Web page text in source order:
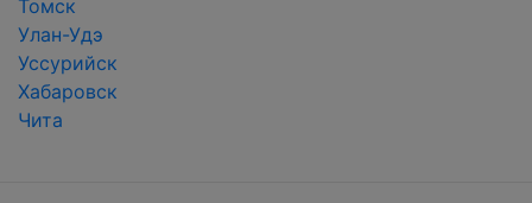
Томск
Улан-Удэ
Уссурийск
Хабаровск
Чита